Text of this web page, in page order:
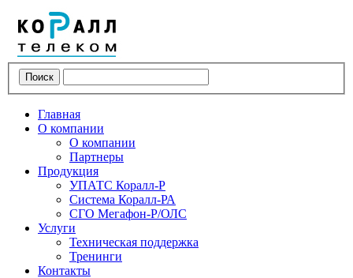
Поиск
Главная
О компании
О компании
Партнеры
Продукция
УПАТС Коралл-Р
Система Коралл-РА
СГО Мегафон-Р/ОЛС
Услуги
Техническая поддержка
Тренинги
Контакты